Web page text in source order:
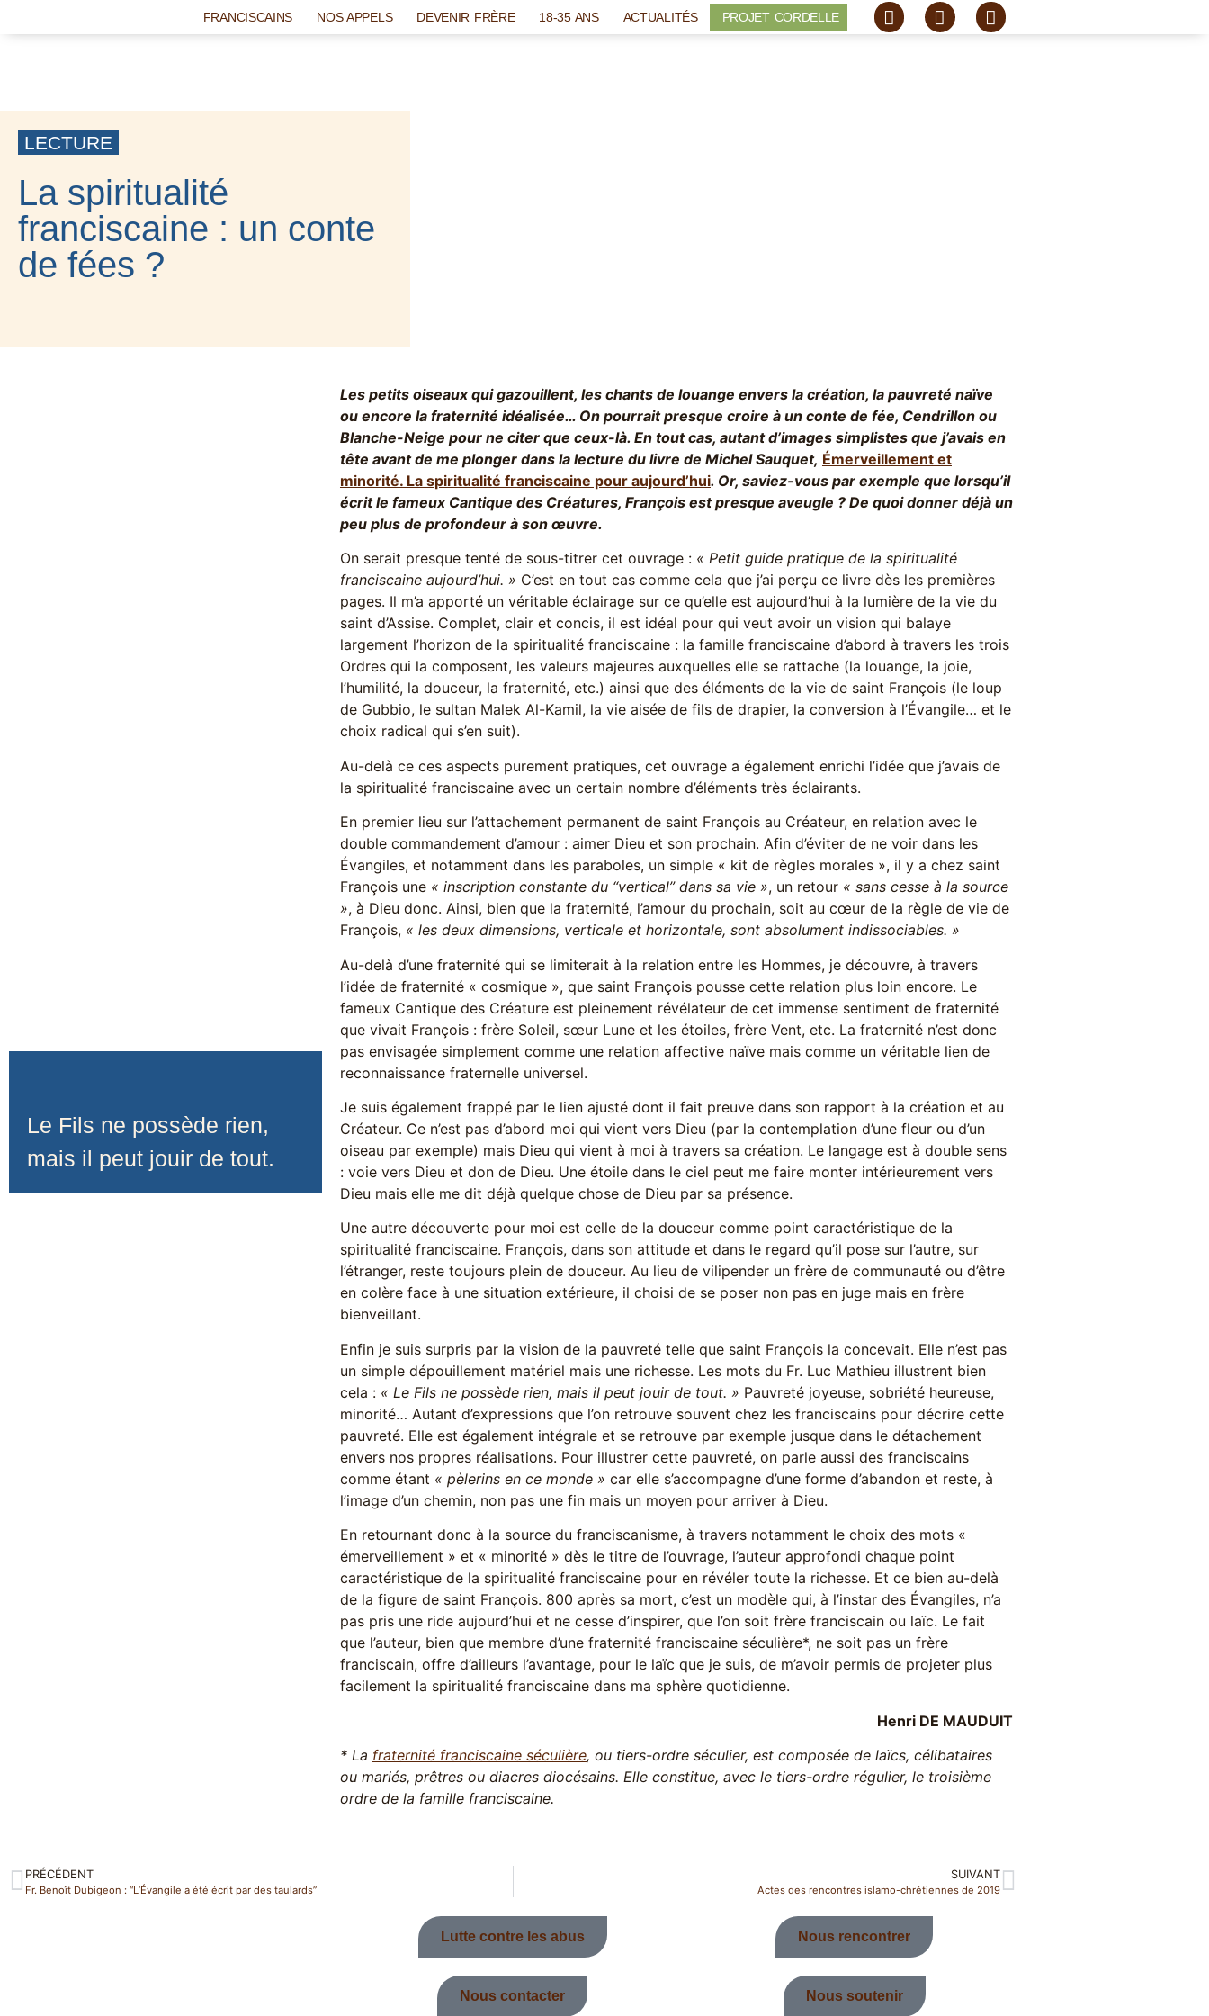
FRANCISCAINS NOS APPELS DEVENIR FRÈRE 18-35 ANS ACTUALITÉS PROJET CORDELLE
LECTURE
La spiritualité
franciscaine : un conte
de fées ?
Le Fils ne possède rien,
mais il peut jouir de tout.
Les petits oiseaux qui gazouillent, les chants de louange envers la création, la pauvreté naïve
ou encore la fraternité idéalisée… On pourrait presque croire à un conte de fée, Cendrillon ou
Blanche-Neige pour ne citer que ceux-là. En tout cas, autant d’images simplistes que j’avais en
tête avant de me plonger dans la lecture du livre de Michel Sauquet, Émerveillement et
minorité. La spiritualité franciscaine pour aujourd’hui. Or, saviez-vous par exemple que lorsqu’il
écrit le fameux Cantique des Créatures, François est presque aveugle ? De quoi donner déjà un
peu plus de profondeur à son œuvre.
On serait presque tenté de sous-titrer cet ouvrage : « Petit guide pratique de la spiritualité
franciscaine aujourd’hui. » C’est en tout cas comme cela que j’ai perçu ce livre dès les premières
pages. Il m’a apporté un véritable éclairage sur ce qu’elle est aujourd’hui à la lumière de la vie du
saint d’Assise. Complet, clair et concis, il est idéal pour qui veut avoir un vision qui balaye
largement l’horizon de la spiritualité franciscaine : la famille franciscaine d’abord à travers les trois
Ordres qui la composent, les valeurs majeures auxquelles elle se rattache (la louange, la joie,
l’humilité, la douceur, la fraternité, etc.) ainsi que des éléments de la vie de saint François (le loup
de Gubbio, le sultan Malek Al-Kamil, la vie aisée de fils de drapier, la conversion à l’Évangile… et le
choix radical qui s’en suit).
Au-delà ce ces aspects purement pratiques, cet ouvrage a également enrichi l’idée que j’avais de
la spiritualité franciscaine avec un certain nombre d’éléments très éclairants.
En premier lieu sur l’attachement permanent de saint François au Créateur, en relation avec le
double commandement d’amour : aimer Dieu et son prochain. Afin d’éviter de ne voir dans les
Évangiles, et notamment dans les paraboles, un simple « kit de règles morales », il y a chez saint
François une « inscription constante du “vertical” dans sa vie », un retour « sans cesse à la source
», à Dieu donc. Ainsi, bien que la fraternité, l’amour du prochain, soit au cœur de la règle de vie de
François, « les deux dimensions, verticale et horizontale, sont absolument indissociables. »
Au-delà d’une fraternité qui se limiterait à la relation entre les Hommes, je découvre, à travers
l’idée de fraternité « cosmique », que saint François pousse cette relation plus loin encore. Le
fameux Cantique des Créature est pleinement révélateur de cet immense sentiment de fraternité
que vivait François : frère Soleil, sœur Lune et les étoiles, frère Vent, etc. La fraternité n’est donc
pas envisagée simplement comme une relation affective naïve mais comme un véritable lien de
reconnaissance fraternelle universel.
Je suis également frappé par le lien ajusté dont il fait preuve dans son rapport à la création et au
Créateur. Ce n’est pas d’abord moi qui vient vers Dieu (par la contemplation d’une fleur ou d’un
oiseau par exemple) mais Dieu qui vient à moi à travers sa création. Le langage est à double sens
: voie vers Dieu et don de Dieu. Une étoile dans le ciel peut me faire monter intérieurement vers
Dieu mais elle me dit déjà quelque chose de Dieu par sa présence.
Une autre découverte pour moi est celle de la douceur comme point caractéristique de la
spiritualité franciscaine. François, dans son attitude et dans le regard qu’il pose sur l’autre, sur
l’étranger, reste toujours plein de douceur. Au lieu de vilipender un frère de communauté ou d’être
en colère face à une situation extérieure, il choisi de se poser non pas en juge mais en frère
bienveillant.
Enfin je suis surpris par la vision de la pauvreté telle que saint François la concevait. Elle n’est pas
un simple dépouillement matériel mais une richesse. Les mots du Fr. Luc Mathieu illustrent bien
cela : « Le Fils ne possède rien, mais il peut jouir de tout. » Pauvreté joyeuse, sobriété heureuse,
minorité… Autant d’expressions que l’on retrouve souvent chez les franciscains pour décrire cette
pauvreté. Elle est également intégrale et se retrouve par exemple jusque dans le détachement
envers nos propres réalisations. Pour illustrer cette pauvreté, on parle aussi des franciscains
comme étant « pèlerins en ce monde » car elle s’accompagne d’une forme d’abandon et reste, à
l’image d’un chemin, non pas une fin mais un moyen pour arriver à Dieu.
En retournant donc à la source du franciscanisme, à travers notamment le choix des mots «
émerveillement » et « minorité » dès le titre de l’ouvrage, l’auteur approfondi chaque point
caractéristique de la spiritualité franciscaine pour en révéler toute la richesse. Et ce bien au-delà
de la figure de saint François. 800 après sa mort, c’est un modèle qui, à l’instar des Évangiles, n’a
pas pris une ride aujourd’hui et ne cesse d’inspirer, que l’on soit frère franciscain ou laïc. Le fait
que l’auteur, bien que membre d’une fraternité franciscaine séculière*, ne soit pas un frère
franciscain, offre d’ailleurs l’avantage, pour le laïc que je suis, de m’avoir permis de projeter plus
facilement la spiritualité franciscaine dans ma sphère quotidienne.
Henri DE MAUDUIT
* La fraternité franciscaine séculière, ou tiers-ordre séculier, est composée de laïcs, célibataires
ou mariés, prêtres ou diacres diocésains. Elle constitue, avec le tiers-ordre régulier, le troisième
ordre de la famille franciscaine.
PRÉCÉDENT
Fr. Benoît Dubigeon : “L’Évangile a été écrit par des taulards”
SUIVANT
Actes des rencontres islamo-chrétiennes de 2019
Lutte contre les abus
Nous contacter
Nous rencontrer
Nous soutenir